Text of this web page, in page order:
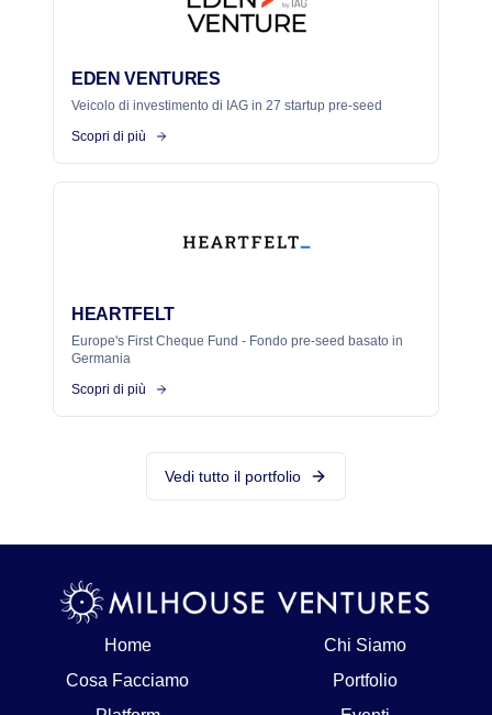
EDEN VENTURES
Veicolo di investimento di IAG in 27 startup pre-seed
Scopri di più
HEARTFELT
Europe's First Cheque Fund - Fondo pre-seed basato in
Germania
Scopri di più
Vedi tutto il portfolio
Home
Chi Siamo
Cosa Facciamo
Portfolio